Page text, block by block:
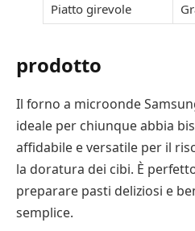
Piatto girevole
prodotto
Il forno a microonde
ideale per chiunque abbia
affidabile e versatile per il
la doratura dei cibi. È
preparare pasti deliziosi e
semplice.